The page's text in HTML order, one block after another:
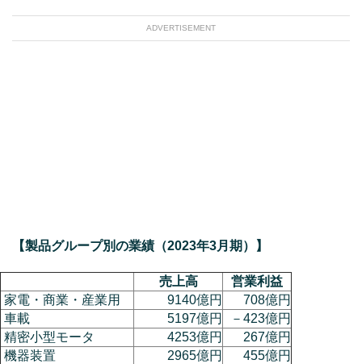
ADVERTISEMENT
【製品グループ別の業績（2023年3月期）】
売上高
営業利益
家電・商業・産業用
9140億円
708億円
車載
5197億円
－423億円
精密小型モータ
4253億円
267億円
機器装置
2965億円
455億円